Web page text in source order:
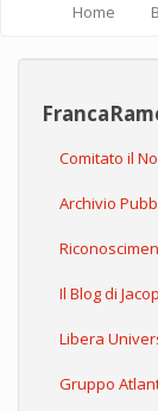
Home
Comitato il
Archivio
Il Blog di
Libera
Gruppo